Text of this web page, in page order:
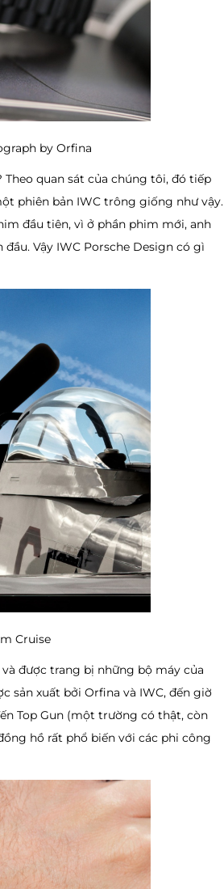
by Orfina
quan sát của chúng tôi, đó tiếp
phiên bản IWC trông giống như vậy.
đầu tiên, vì ở phần phim mới, anh
Vậy IWC Porsche Design có gì
Cruise
được trang bị những bộ máy của
sản xuất bởi Orfina và IWC, đến giờ
Top Gun (một trường có thật, còn
hồ rất phổ biến với các phi công